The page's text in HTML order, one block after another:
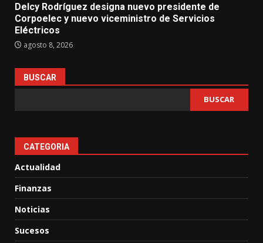
Delcy Rodríguez designa nuevo presidente de
Corpoelec y nuevo viceministro de Servicios
Eléctricos
agosto 8, 2026
BUSCAR
BUSCAR
CATEGORIA
Actualidad
Finanzas
Noticias
Sucesos